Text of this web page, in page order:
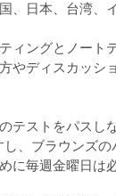
、日本、台湾、
ィングとノート
やディスカッシ
テストをパスし
、ブラウンズ
に毎週金曜日は